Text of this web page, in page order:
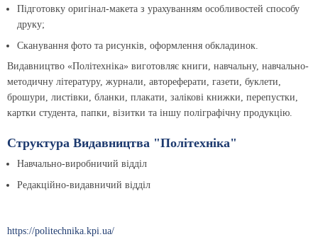
Підготовку оригінал-макета з урахуванням особливостей способу
друку;
Сканування фото та рисунків, оформлення обкладинок.
Видавництво «Політехніка» виготовляє книги, навчальну, навчально-
методичну літературу, жуpнали, автореферати, газeти, буклeти,
бpошуpи, листiвки, бланки, плакати, залікові книжки, перепустки,
картки студента, папки, вiзитки та іншу поліграфічну продукцію.
Структура Видавництва "Політехніка"
Навчально-виробничий відділ
Редакційно-видавничий відділ
https://politechnika.kpi.ua/